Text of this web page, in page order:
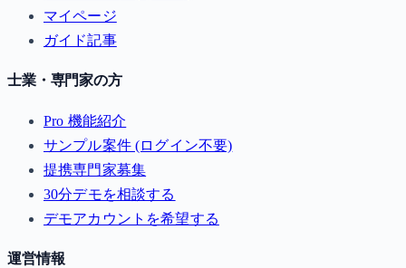
マイページ
ガイド記事
士業・専門家の方
Pro 機能紹介
サンプル案件 (ログイン不要)
提携専門家募集
30分デモを相談する
デモアカウントを希望する
運営情報